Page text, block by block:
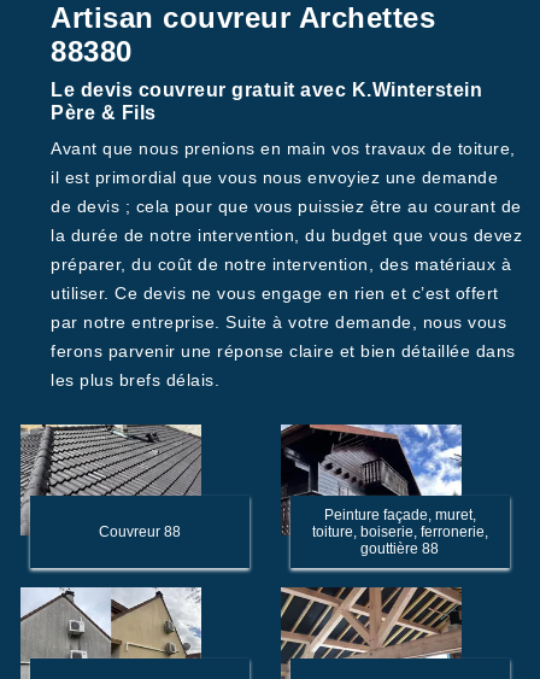
Artisan couvreur Archettes
88380
Le devis couvreur gratuit avec K.Winterstein
Père & Fils
Avant que nous prenions en main vos travaux de toiture,
il est primordial que vous nous envoyiez une demande
de devis ; cela pour que vous puissiez être au courant de
la durée de notre intervention, du budget que vous devez
préparer, du coût de notre intervention, des matériaux à
utiliser. Ce devis ne vous engage en rien et c’est offert
par notre entreprise. Suite à votre demande, nous vous
ferons parvenir une réponse claire et bien détaillée dans
les plus brefs délais.
Couvreur 88
Peinture façade, muret,
toiture, boiserie, ferronerie,
gouttière 88